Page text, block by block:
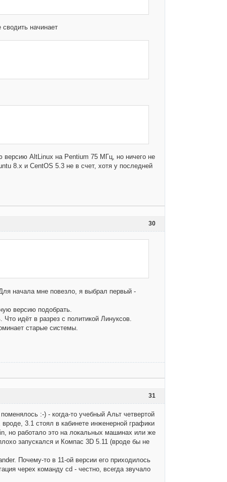
начинает
версию AltLinux на Pentium 75 МГц, но ничего не
8.x и CentOS 5.3 не в счет, хотя у последней
30
начала мне повезло, я выбрал первый -
версию подобрать.
идёт в разрез с политикой Линуксов.
старые системы.
31
:-) - когда-то учебный Альт четвертой
3.1 стоял в кабинете инженерной графики
но работало это на локальных машинах или же
запускался и Компас 3D 5.11 (вроде бы не
Почему-то в 11-ой версии его приходилось
черех команду cd - честно, всегда звучало